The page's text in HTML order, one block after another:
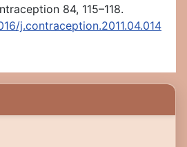
84, 115–118.
j.contraception.2011.04.014